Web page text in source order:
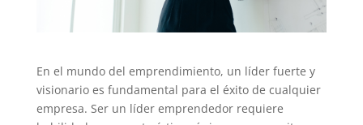
En el mundo del emprendimiento, un líder fuerte y
visionario es fundamental para el éxito de cualquier
empresa. Ser un líder emprendedor requiere